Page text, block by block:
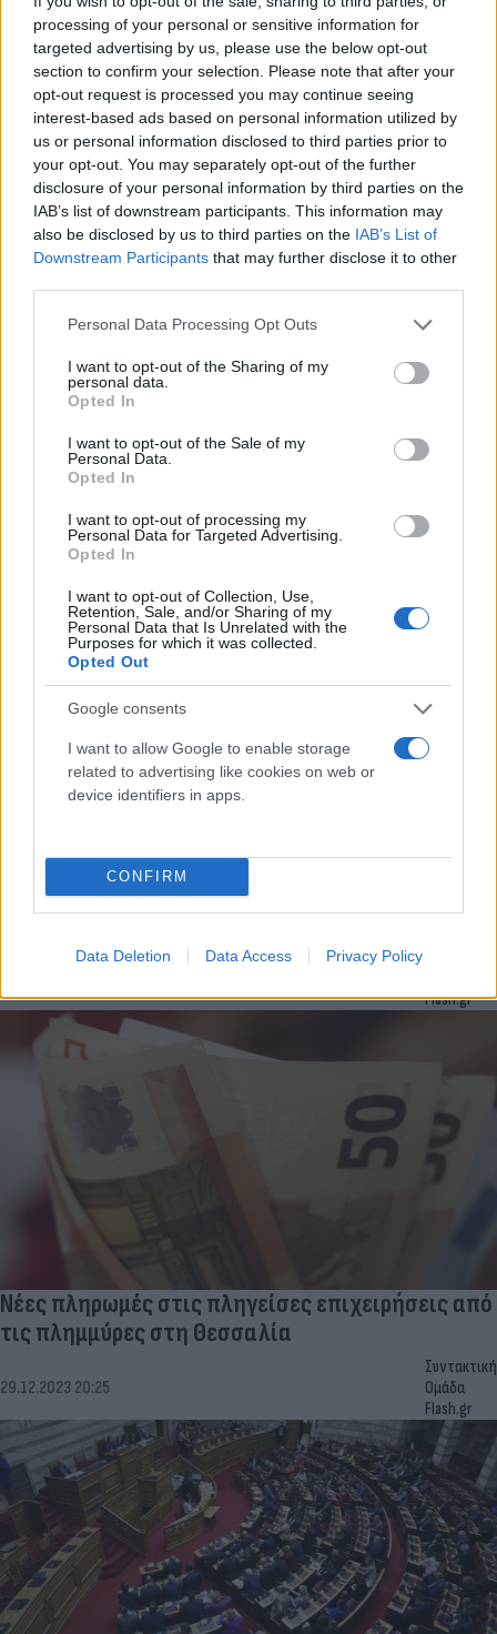
processing of your personal or sensitive information for
targeted advertising by us, please use the below opt-out
section to confirm your selection. Please note that after your
opt-out request is processed you may continue seeing
interest-based ads based on personal information utilized by
us or personal information disclosed to third parties prior to
your opt-out. You may separately opt-out of the further
disclosure of your personal information by third parties on the
IAB’s list of downstream participants. This information may
also be disclosed by us to third parties on the IAB’s List of
Downstream Participants that may further disclose it to other
Please note that this website/app uses one or more Google
not limited to your visit or usage behaviour. You may click to
grant or deny consent to Google and its third-party tags to
use your data for below specified purposes in below Google
consent section.
Personal Data Processing Opt Outs
I want to opt-out of the Sharing of my
personal data.
Opted In
I want to opt-out of the Sale of my
Personal Data.
Opted In
I want to opt-out of processing my
Personal Data for Targeted Advertising.
Opted In
I want to opt-out of Collection, Use,
Retention, Sale, and/or Sharing of my
Personal Data that Is Unrelated with the
Purposes for which it was collected.
Opted Out
Google consents
I want to allow Google to enable storage
related to advertising like cookies on web or
device identifiers in apps.
CONFIRM
Data Deletion Data Access Privacy Policy
Αυτό είναι το «Εξοικονομώ» για επιχειρήσεις - Τι
επιδοτείται έως 65%
14.02.2024 17:46
Συντακτική
Flash.gr
ΕΕ: Προχρηματοδότηση 158,7 εκατ. ευρώ από τα
κονδύλια του REPowerEU στην Ελλάδα
25.01.2024 17:20
Εξοικονομώ 2023: Εντάσσονται όλες οι αιτήσεις
που υποβλήθηκαν
Flash.gr
Νέες πληρωμές στις πληγείσες επιχειρήσεις από
τις πλημμύρες στη Θεσσαλία
29.12.2023 20:25
Συντακτική
Ομάδα
Flash.gr